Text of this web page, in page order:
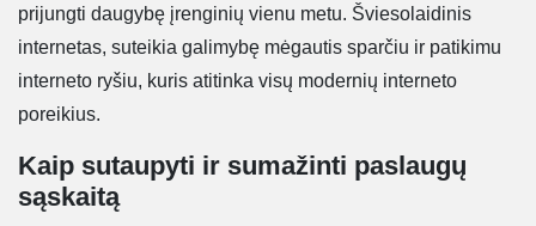
prijungti daugybę įrenginių vienu metu. Šviesolaidinis
internetas, suteikia galimybę mėgautis sparčiu ir patikimu
interneto ryšiu, kuris atitinka visų modernių interneto
poreikius.
Kaip sutaupyti ir sumažinti paslaugų
sąskaitą